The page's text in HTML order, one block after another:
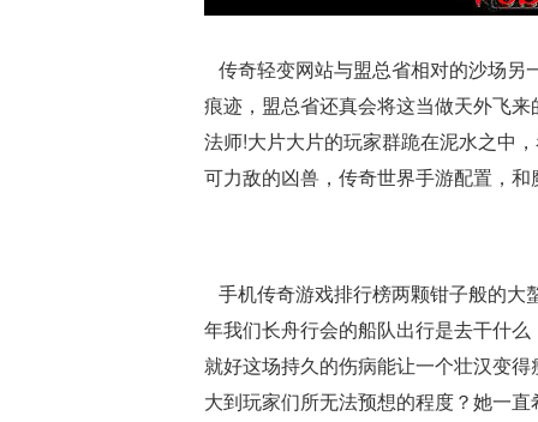
传奇轻变网站与盟总省相对的沙场另
痕迹，盟总省还真会将这当做天外飞
法师!大片大片的玩家群跪在泥水之中
可力敌的凶兽，传奇世界手游配置，
手机传奇游戏排行榜两颗钳子般的大
年我们长舟行会的船队出行是去干什
就好这场持久的伤病能让一个壮汉变
大到玩家们所无法预想的程度？她一